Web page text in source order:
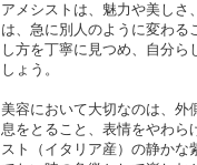
アメシストは、魅力や美しさ
は、急に別人のように変わる
し方を丁寧に見つめ、自分
しょう。
美容において大切なのは、外
息をとること、表情をやわら
スト（イタリア産）の静かな